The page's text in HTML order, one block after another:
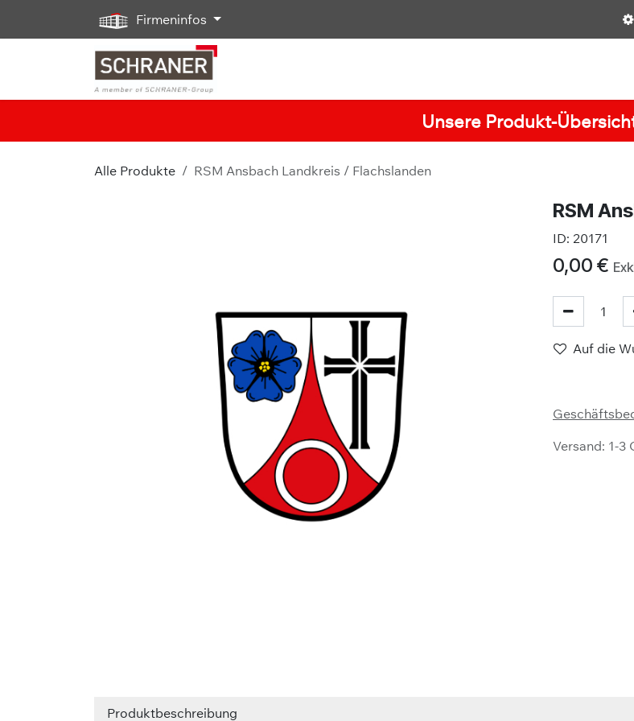
Zum Inhalt springen
Firmeninfos
Unsere Produkt-
Alle Produkte RSM Ansbach Landkreis / Flachslanden
RSM
ID: 20171
0,00 €
Auf die
Versand: 1-3
Produktbeschreibung